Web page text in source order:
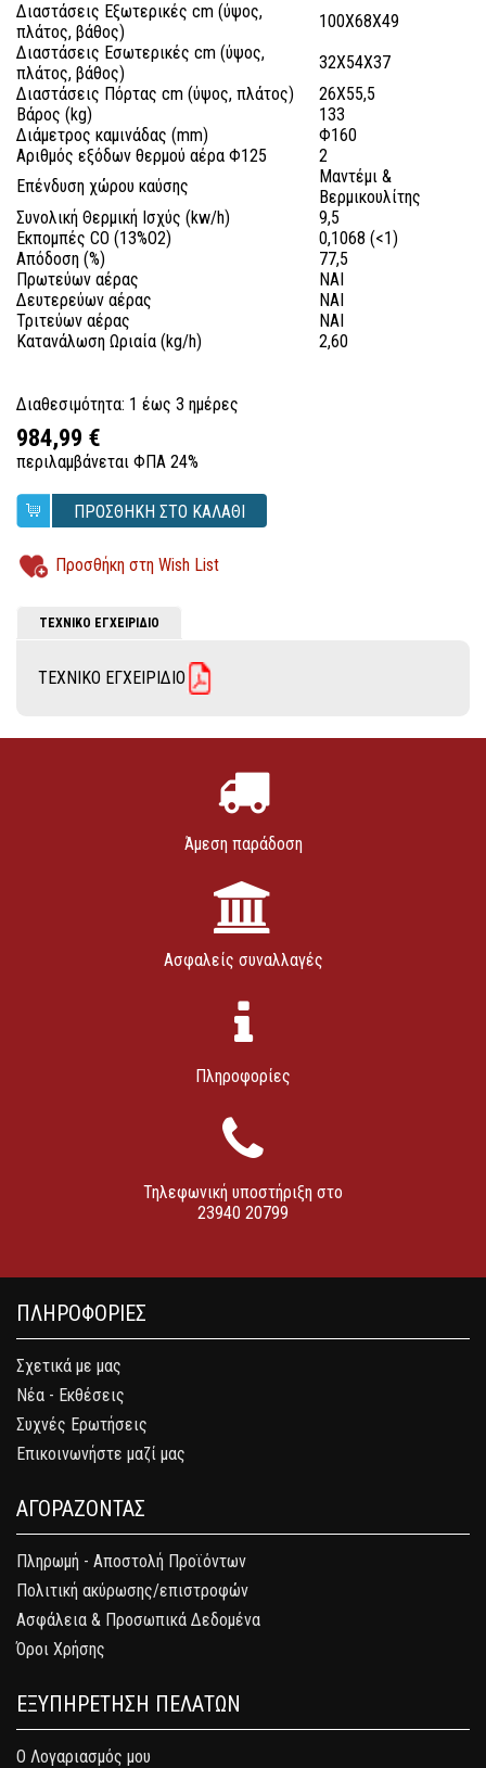
Διαστάσεις Εξωτερικές cm (ύψος,
πλάτος, βάθος)
100X68X49
Διαστάσεις Εσωτερικές cm (ύψος,
πλάτος, βάθος)
32X54X37
Διαστάσεις Πόρτας cm (ύψος, πλάτος)
26X55,5
Βάρος (kg)
133
Διάμετρος καμινάδας (mm)
Φ160
Αριθμός εξόδων θερμού αέρα Φ125
2
Επένδυση χώρου καύσης
Μαντέμι &
Βερμικουλίτης
Συνολική Θερμική Ισχύς (kw/h)
9,5
Εκπομπές CO (13%O2)
0,1068 (<1)
Απόδοση (%)
77,5
Πρωτεύων αέρας
ΝΑΙ
Δευτερεύων αέρας
ΝΑΙ
Τριτεύων αέρας
ΝΑΙ
Κατανάλωση Ωριαία (kg/h)
2,60
Διαθεσιμότητα: 1 έως 3 ημέρες
984,99 €
περιλαμβάνεται ΦΠΑ 24%
ΠΡΟΣΘΗΚΗ ΣΤΟ ΚΑΛΑΘΙ
Προσθήκη στη Wish List
ΤΕΧΝΙΚΟ ΕΓΧΕΙΡΙΔΙΟ
ΤΕΧΝΙΚΟ ΕΓΧΕΙΡΙΔΙΟ
Άμεση παράδοση
Ασφαλείς συναλλαγές
Πληροφορίες
Τηλεφωνική υποστήριξη στο
23940 20799
ΠΛΗΡΟΦΟΡΙΕΣ
Σχετικά με μας
Νέα - Εκθέσεις
Συχνές Ερωτήσεις
Επικοινωνήστε μαζί μας
ΑΓΟΡΑΖΟΝΤΑΣ
Πληρωμή - Αποστολή Προϊόντων
Πολιτική ακύρωσης/επιστροφών
Ασφάλεια & Προσωπικά Δεδομένα
Όροι Χρήσης
ΕΞΥΠΗΡΕΤΗΣΗ ΠΕΛΑΤΩΝ
Ο Λογαριασμός μου